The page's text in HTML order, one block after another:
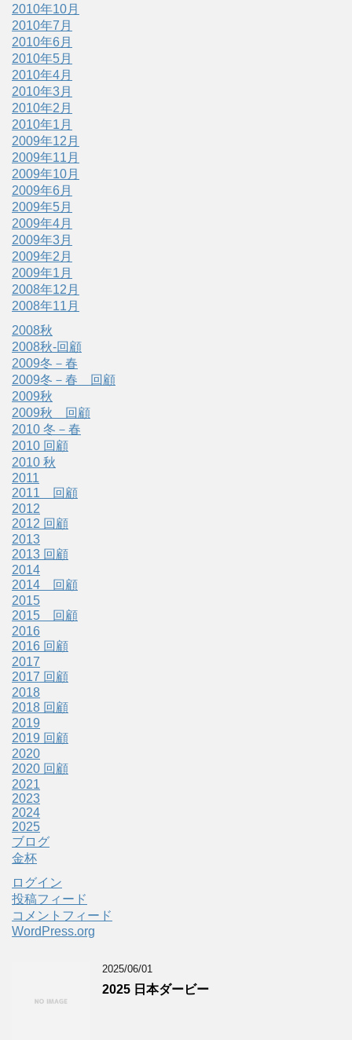
2010年10月
2010年7月
2010年6月
2010年5月
2010年4月
2010年3月
2010年2月
2010年1月
2009年12月
2009年11月
2009年10月
2009年6月
2009年5月
2009年4月
2009年3月
2009年2月
2009年1月
2008年12月
2008年11月
2008秋
2008秋-回顧
2009冬－春
2009冬－春 回顧
2009秋
2009秋 回顧
2010 冬－春
2010 回顧
2010 秋
2011
2011 回顧
2012
2012 回顧
2013
2013 回顧
2014
2014 回顧
2015
2015 回顧
2016
2016 回顧
2017
2017 回顧
2018
2018 回顧
2019
2019 回顧
2020
2020 回顧
2021
2023
2024
2025
ブログ
金杯
ログイン
投稿フィード
コメントフィード
WordPress.org
2025/06/01
2025 日本ダービー